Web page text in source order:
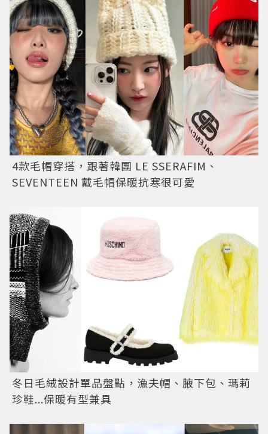
4款毛帽穿搭，跟著韓團 LE SSERAFIM、
SEVENTEEN 戴毛帽保暖抗寒很可愛
冬日毛絨設計單品盤點，漁夫帽、腋下包、瑪莉
珍鞋...保暖有型兼具